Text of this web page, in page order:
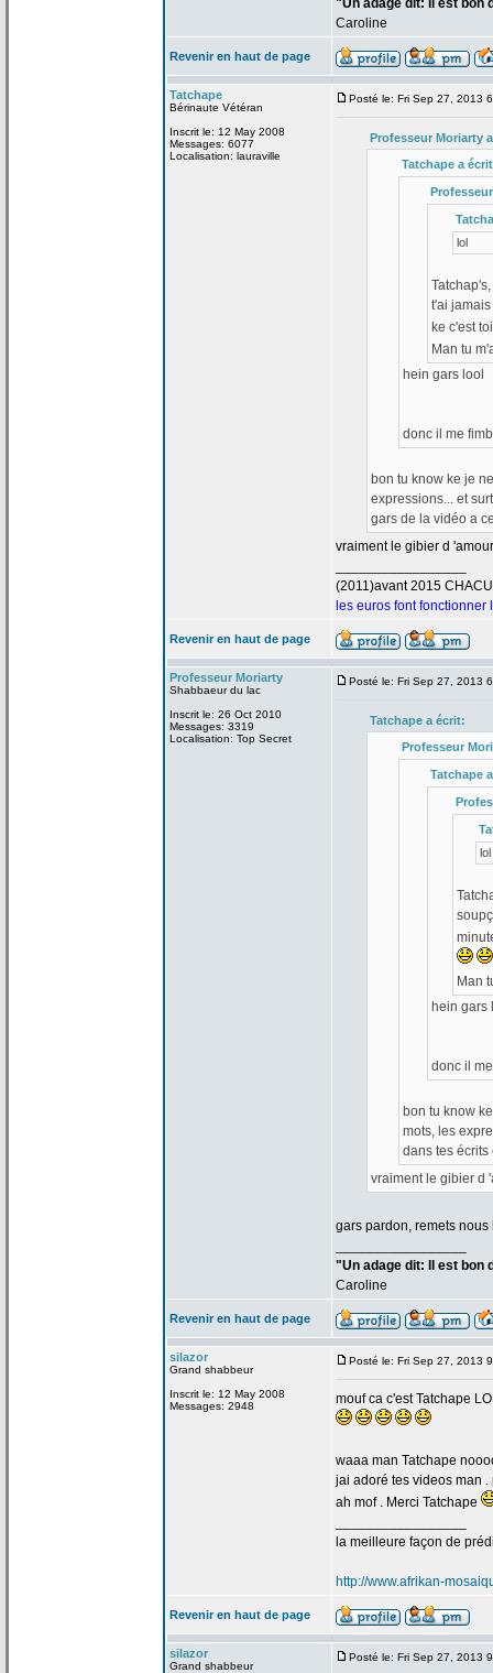
"Un adage dit: Il est bon
Caroline
Revenir en haut de page
Tatchape
Bérinaute Vétéran
Inscrit le: 12 May 2008
Messages: 6077
Localisation: lauraville
Posté le: Fri Sep 27, 2013
Professeur Moriarty a
Tatchape a
lol
t'ai
ke c'est
Man tu
hein gars lool
donc il me
bon tu know ke je
expressions... et
gars de la vidéo a
vraiment le gibier d
(2011)avant 2015
les euros font fonctionner
Revenir en haut de page
Professeur Moriarty
Shabbaeur du lac
Inscrit le: 26 Oct 2010
Messages: 3319
Localisation: Top Secret
Posté le: Fri Sep 27, 2013
Tatchape a écrit:
Professeur
Tatchape a
lol
Man
hein gars
donc il
bon tu know
mots, les
dans tes écrits
vraiment le gibier d
gars pardon, remets
"Un adage dit: Il est bon
Caroline
Revenir en haut de page
silazor
Grand shabbeur
Inscrit le: 12 May 2008
Messages: 2948
Posté le: Fri Sep 27, 2013
mouf ca c'est Tatchape
waaa man Tatchape
jai adoré tes videos man
ah mof . Merci Tatchape
la meilleure façon de
http://www.afrikan-
Revenir en haut de page
silazor
Grand shabbeur
Posté le: Fri Sep 27, 2013